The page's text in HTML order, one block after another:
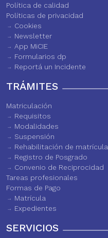
Política de calidad
Políticas de privacidad
Cookies
Newsletter
App MiCIE
Formularios dp
Reportá un Incidente
TRÁMITES
Matriculación
Requisitos
Modalidades
Suspensión
Rehabilitación de matrícula
Registro de Posgrado
Convenio de Reciprocidad
Tareas profesionales
Formas de Pago
Matrícula
Expedientes
SERVICIOS